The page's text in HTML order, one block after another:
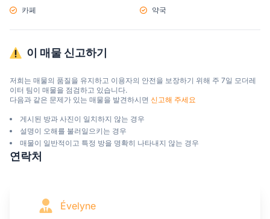
카페 약국
이 매물 신고하기
저희는 매물의 품질을 유지하고 이용자의 안전을 보장하기 위해 주 7일 모더레
이터 팀이 매물을 점검하고 있습니다.
다음과 같은 문제가 있는 매물을 발견하시면 신고해 주세요
게시된 방과 사진이 일치하지 않는 경우
설명이 오해를 불러일으키는 경우
매물이 일반적이고 특정 방을 명확히 나타내지 않는 경우
연락처
Évelyne